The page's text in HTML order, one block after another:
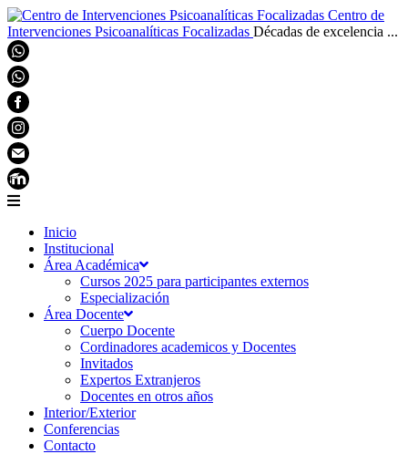
Centro de
Intervenciones Psicoanalíticas Focalizadas Décadas de excelencia ...
Inicio
Institucional
Área Académica
Cursos 2025 para participantes externos
Especialización
Área Docente
Cuerpo Docente
Cordinadores academicos y Docentes
Invitados
Expertos Extranjeros
Docentes en otros años
Interior/Exterior
Conferencias
Contacto